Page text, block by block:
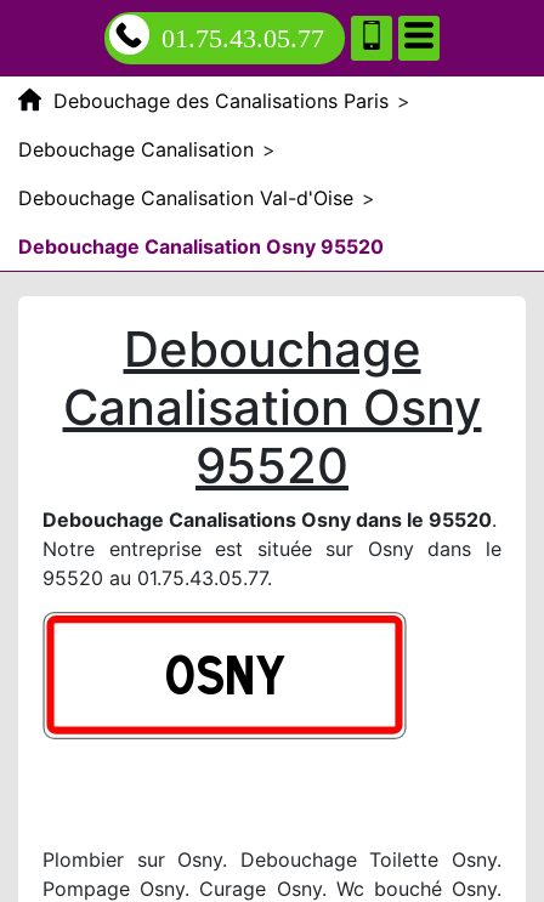
01.75.43.05.77
Debouchage des Canalisations Paris >
Debouchage Canalisation >
Debouchage Canalisation Val-d'Oise >
Debouchage Canalisation Osny 95520
Debouchage
Canalisation Osny
95520
Debouchage Canalisations Osny dans le 95520.
Notre entreprise est située sur Osny dans le
95520 au 01.75.43.05.77.
Plombier sur Osny. Debouchage Toilette Osny.
Pompage Osny. Curage Osny. Wc bouché Osny.